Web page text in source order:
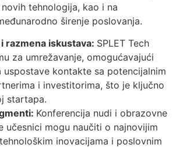
tehnologija, kao i na
širenje poslovanja.
razmena iskustava: SPLET Tech
za umrežavanje, omogućavajući
uspostave kontakte sa potencijalnim
i investitorima, što je ključno
startapa.
Konferencija nudi i obrazovne
učesnici mogu naučiti o najnovijim
inovacijama i poslovnim